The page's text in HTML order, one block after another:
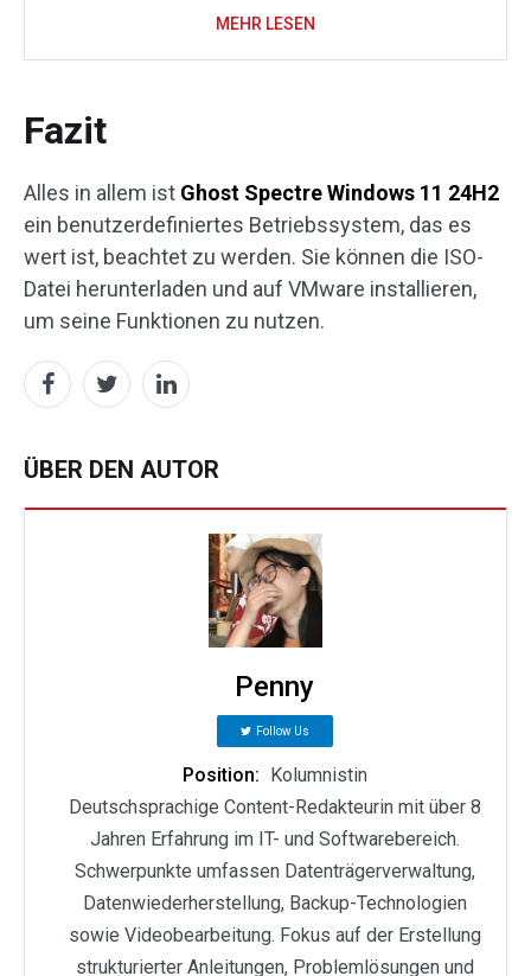
MEHR LESEN
Fazit
Alles in allem ist Ghost Spectre Windows 11 24H2
ein benutzerdefiniertes Betriebssystem, das es
wert ist, beachtet zu werden. Sie können die ISO-
Datei herunterladen und auf VMware installieren,
um seine Funktionen zu nutzen.
ÜBER DEN AUTOR
Penny
Follow Us
Position: Kolumnistin
Deutschsprachige Content-Redakteurin mit über 8
Jahren Erfahrung im IT- und Softwarebereich.
Schwerpunkte umfassen Datenträgerverwaltung,
Datenwiederherstellung, Backup-Technologien
sowie Videobearbeitung. Fokus auf der Erstellung
strukturierter Anleitungen, Problemlösungen und